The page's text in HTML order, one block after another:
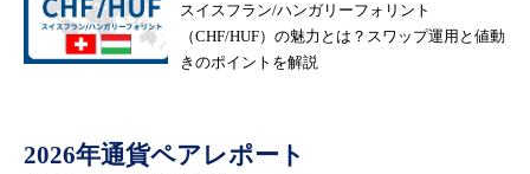
スイスフラン/ハンガリーフォリント
（CHF/HUF）の魅力とは？スワップ運用と値動
きのポイントを解説
2026年通貨ペアレポート